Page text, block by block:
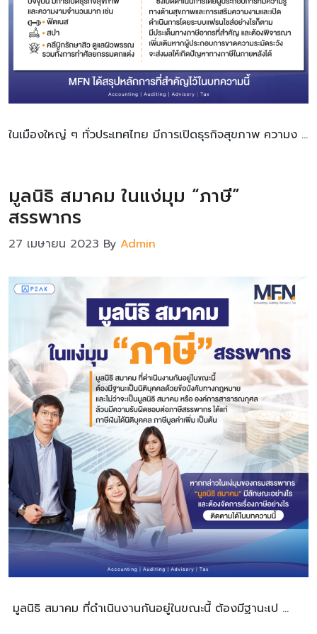
ในเมืองใหญ่ ๆ ทั่วประเทศไทย มีการเปิดธุรกิจสุขภาพ ความง …
มูลนิธิ สมาคม ในแง่มุม “ภาษี”
สรรพากร
27 เมษายน 2023 By Admin
มูลนิธิ สมาคม ที่ดำเนินงานกันอยู่ในขณะนี้ ต้องมีฐานะเป …